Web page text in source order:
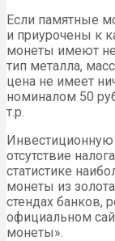
Если памятные
и приурочены к
монеты имеют
тип металла,
цена не имеет
номиналом 50
т.р.
Инвестиционную
отсутствие
статистике
монеты из
стендах банков,
официальном
монеты».